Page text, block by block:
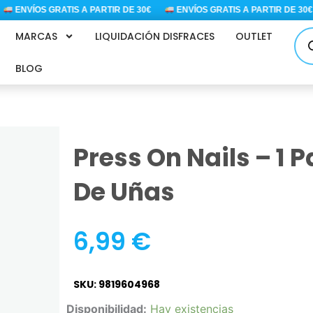
ENVÍOS GRATIS A PARTIR DE 30€ ENVÍOS GRATIS A PARTIR DE 30€
MARCAS LIQUIDACIÓN DISFRACES OUTLET
BLOG
de
Press On Nails – 1
De Uñas
6,99 €
SKU: 9819604968
Disponibilidad: Hay existencias
Press